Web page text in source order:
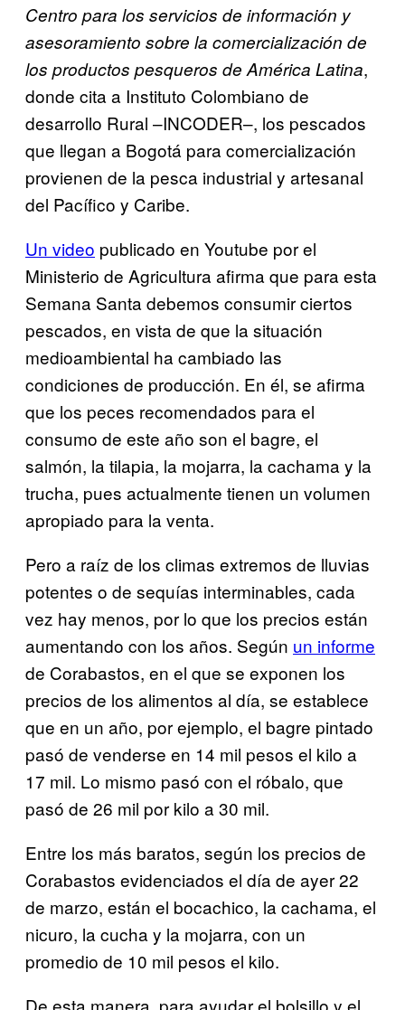
Centro para los servicios de información y
asesoramiento sobre la comercialización de
los productos pesqueros de América Latina,
donde cita a Instituto Colombiano de
desarrollo Rural –INCODER–, los pescados
que llegan a Bogotá para comercialización
provienen de la pesca industrial y artesanal
del Pacífico y Caribe.
Un video publicado en Youtube por el
Ministerio de Agricultura afirma que para esta
Semana Santa debemos consumir ciertos
pescados, en vista de que la situación
medioambiental ha cambiado las
condiciones de producción. En él, se afirma
que los peces recomendados para el
consumo de este año son el bagre, el
salmón, la tilapia, la mojarra, la cachama y la
trucha, pues actualmente tienen un volumen
apropiado para la venta.
Pero a raíz de los climas extremos de lluvias
potentes o de sequías interminables, cada
vez hay menos, por lo que los precios están
aumentando con los años. Según un informe
de Corabastos, en el que se exponen los
precios de los alimentos al día, se establece
que en un año, por ejemplo, el bagre pintado
pasó de venderse en 14 mil pesos el kilo a
17 mil. Lo mismo pasó con el róbalo, que
pasó de 26 mil por kilo a 30 mil.
Entre los más baratos, según los precios de
Corabastos evidenciados el día de ayer 22
de marzo, están el bocachico, la cachama, el
nicuro, la cucha y la mojarra, con un
promedio de 10 mil pesos el kilo.
De esta manera, para ayudar el bolsillo y el